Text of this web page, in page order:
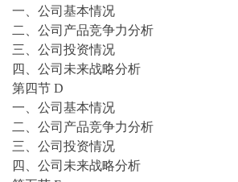
一、公司基本情况
二、公司产品竞争力分析
三、公司投资情况
四、公司未来战略分析
第四节 D
一、公司基本情况
二、公司产品竞争力分析
三、公司投资情况
四、公司未来战略分析